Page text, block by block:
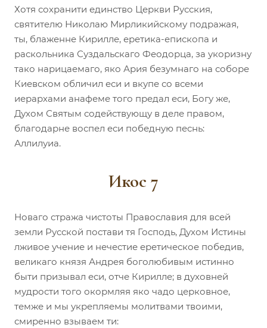
Хотя сохранити единство Церкви Русския,
святителю Николаю Мирликийскому подражая,
ты, блаженне Кирилле, еретика-епископа и
раскольника Суздальскаго Феодорца, за укоризну
тако нарицаемаго, яко Ария безумнаго на соборе
Киевском обличил еси и вкупе со всеми
иерархами анафеме того предал еси, Богу же,
Духом Святым содействующу в деле правом,
благодарне воспел еси победную песнь:
Аллилуиа.
Икос 7
Новаго стража чистоты Православия для всей
земли Русской постави тя Господь, Духом Истины
лживое учение и нечестие еретическое победив,
великаго князя Андрея боголюбивым истинно
быти призывал еси, отче Кирилле; в духовней
мудрости того окормляя яко чадо церковное,
темже и мы укрепляемы молитвами твоими,
смиренно взываем ти: